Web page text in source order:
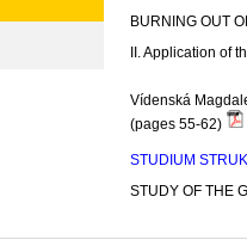
BURNING OUT
II. Application of
Vídenská
(pages 55-62)
STUDIUM
STUDY OF THE
Koudelka